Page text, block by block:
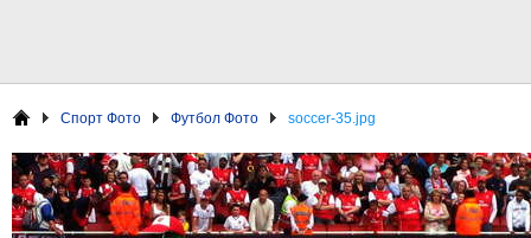
Спорт Фото Футбол Фото soccer-35.jpg